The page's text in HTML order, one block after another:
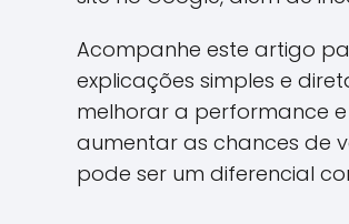
Acompanhe este artigo
explicações simples e
melhorar a performance e
aumentar as chances de
pode ser um diferencial